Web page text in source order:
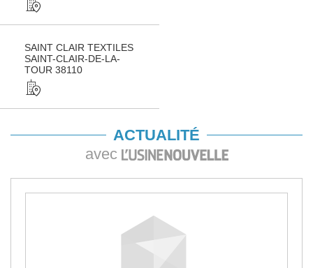
SAINT CLAIR TEXTILES
SAINT-CLAIR-DE-LA-
TOUR 38110
ACTUALITÉ
avec